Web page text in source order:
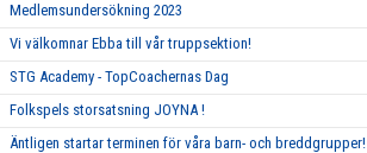
Medlemsundersökning 2023
Vi välkomnar Ebba till vår truppsektion!
STG Academy - TopCoachernas Dag
Folkspels storsatsning JOYNA !
Äntligen startar terminen för våra barn- och breddgrupper!